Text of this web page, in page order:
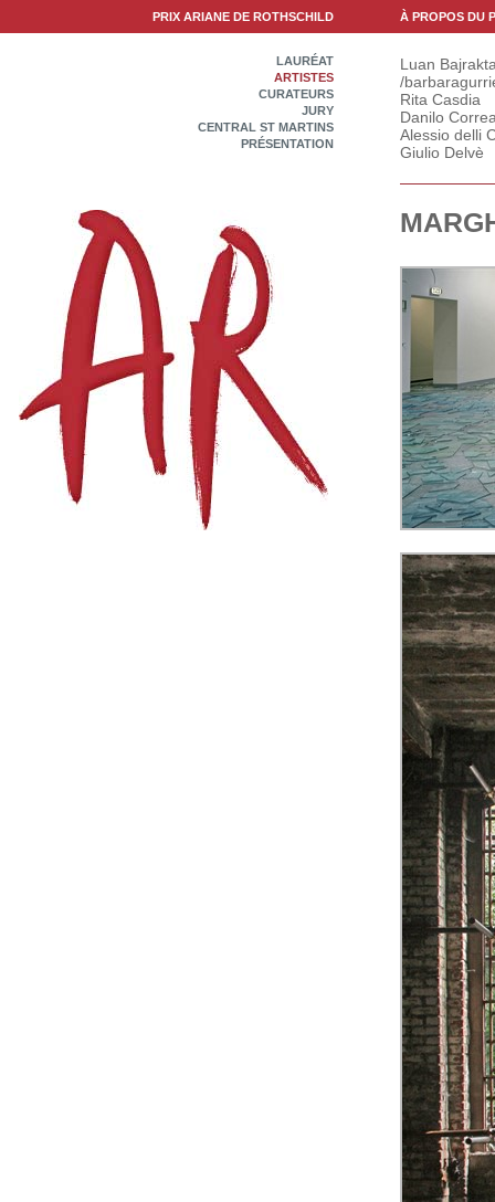
PRIX ARIANE DE ROTHSCHILD À PROPOS DU
LAURÉAT
ARTISTES
CURATEURS
JURY
CENTRAL ST MARTINS
PRÉSENTATION
Luan
/
Rita Casdia
Danilo
Alessio delli
Giulio Delvè